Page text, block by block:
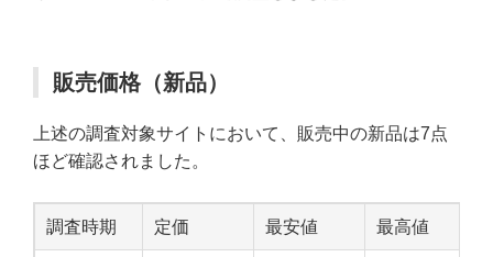
販売価格（新品）
上述の調査対象サイトにおいて、販売中の新品は7点
ほど確認されました。
調査時期 定価 最安値 最高値